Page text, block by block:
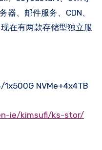
器、邮件服务、CDN、
在有两款存储型独立服
1x500G NVMe+4x4TB
ie/kimsufi/ks-stor/